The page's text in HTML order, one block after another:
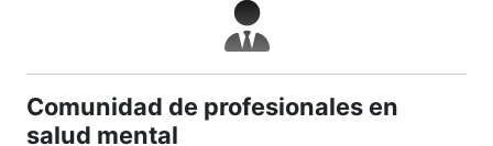
Comunidad de profesionales en
salud mental